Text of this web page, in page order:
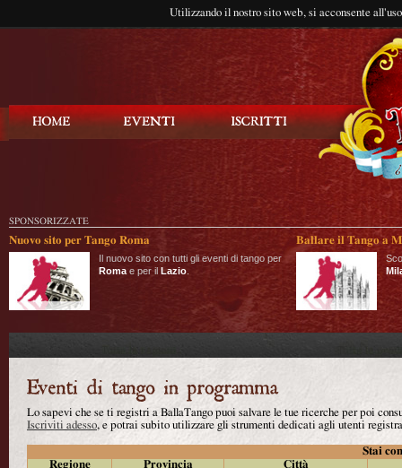
Utilizzando il nostro sito web, si acconsente
SPONSORIZZATE
Nuovo sito per Tango Roma
Il nuovo sito con tutti gli eventi di tango per
Roma e per il Lazio
Ballare il Tango a
Lo sapevi che se ti registri a BallaTango puoi salvare le tue ricerche per poi
Iscriviti adesso, e potrai subito utilizzare gli strumenti dedicati agli utenti
Stai
Regione
Provincia
Città